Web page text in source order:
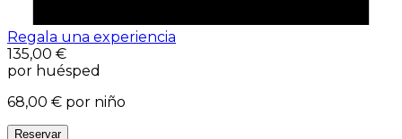
Regala una experiencia
135,00 €
por huésped
68,00 € por niño
Reservar